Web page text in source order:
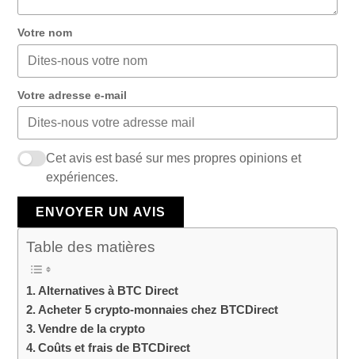
Votre nom
Votre adresse e-mail
Cet avis est basé sur mes propres opinions et
expériences.
ENVOYER UN AVIS
Table des matières
Alternatives à BTC Direct
Acheter 5 crypto-monnaies chez BTCDirect
Vendre de la crypto
Coûts et frais de BTCDirect